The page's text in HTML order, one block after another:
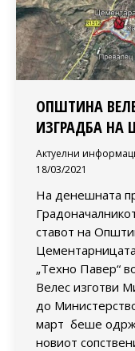
ОПШТИНА
ИЗГРАДБА НА
Актуелни
18/03/2021
На денешната
ставот на
„Техно Павер“
Велес изготви
до
март беше
новиот